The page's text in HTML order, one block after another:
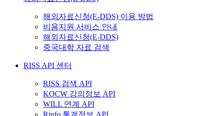
해외자료신청(E-DDS) 이용 방법
비용지원 서비스 안내
해외자료신청(E-DDS)
중국대학 자료 검색
RISS API 센터
RISS 검색 API
KOCW 강의정보 API
WILL 연계 API
Rinfo 통계정보 API